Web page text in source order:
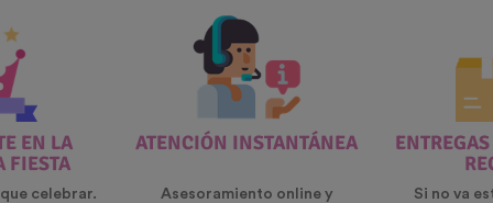
EN LA
FIESTA
celebrar.
ATENCIÓN INSTANTÁNEA
Asesoramiento online y
Si no va